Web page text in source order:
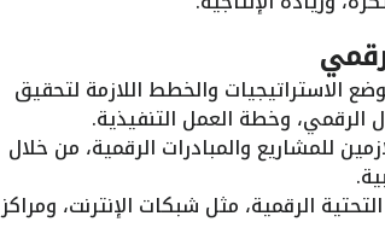
الاستراتيجيات والخطط اللازمة لتحقيق
الرقمي، وخطة العمل التنفيذية.
للمشاريع والمبادرات الرقمية، من خلال
الرقمية، مثل شبكات الإنترنت، ومراكز